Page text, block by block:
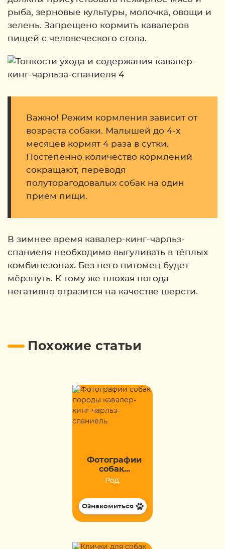
рыба, зерновые культуры, молочка, овощи и
зелень. Запрещено кормить кавалеров
пищей с человеческого стола.
Важно! Режим кормления зависит от
возраста собаки. Малышей до 4-х
месяцев кормят 4 раза в сутки.
Постепенно количество кормлений
сокращают, переводя
полуторагодовалых собак на один
приём пищи.
В зимнее время кавалер-кинг-чарльз-
спаниеля необходимо выгуливать в тёплых
комбинезонах. Без него питомец будет
мёрзнуть. К тому же плохая погода
негативно отразится на качестве шерсти.
Похожие статьи
Фотографии
собак...
Род:
Ознакомиться